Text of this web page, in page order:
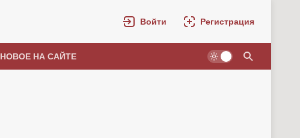
Войти Регистрация
НОВОЕ НА САЙТЕ